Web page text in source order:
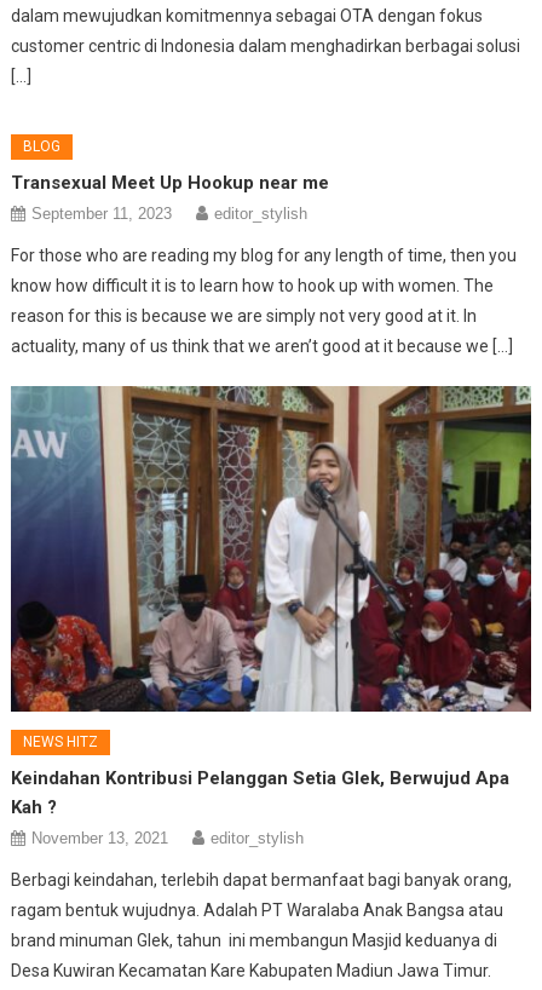
dalam mewujudkan komitmennya sebagai OTA dengan fokus
customer centric di Indonesia dalam menghadirkan berbagai solusi
[…]
BLOG
Transexual Meet Up Hookup near me
September 11, 2023 editor_stylish
For those who are reading my blog for any length of time, then you
know how difficult it is to learn how to hook up with women. The
reason for this is because we are simply not very good at it. In
actuality, many of us think that we aren’t good at it because we […]
NEWS HITZ
Keindahan Kontribusi Pelanggan Setia Glek, Berwujud Apa
Kah ?
November 13, 2021 editor_stylish
Berbagi keindahan, terlebih dapat bermanfaat bagi banyak orang,
ragam bentuk wujudnya. Adalah PT Waralaba Anak Bangsa atau
brand minuman Glek, tahun ini membangun Masjid keduanya di
Desa Kuwiran Kecamatan Kare Kabupaten Madiun Jawa Timur.